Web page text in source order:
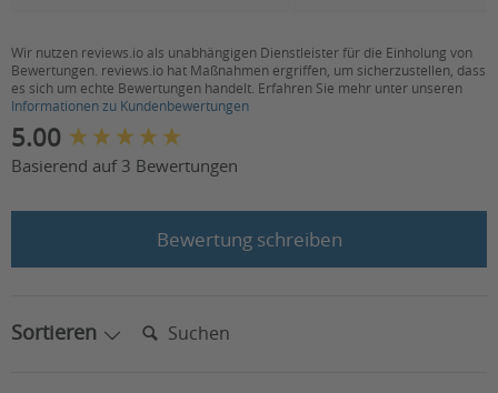
Wir nutzen reviews.io als unabhängigen Dienstleister für die Einholung von
Bewertungen. reviews.io hat Maßnahmen ergriffen, um sicherzustellen, dass
es sich um echte Bewertungen handelt. Erfahren Sie mehr unter unseren
Informationen zu Kundenbewertungen
5.00
Basierend auf 3 Bewertungen
Bewertung schreiben
Sortieren Suchen:
New content loaded